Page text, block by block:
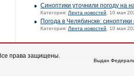
Синоптики уточнили погоду на
Категория: Лента новостей , 10 мая
Погода в Челябинске:
Категория: Лента новостей , 10 мая
права защищены.
Выдан